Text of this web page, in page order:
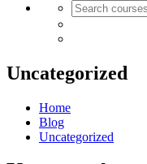
Uncategorized
Home
Blog
Uncategorized